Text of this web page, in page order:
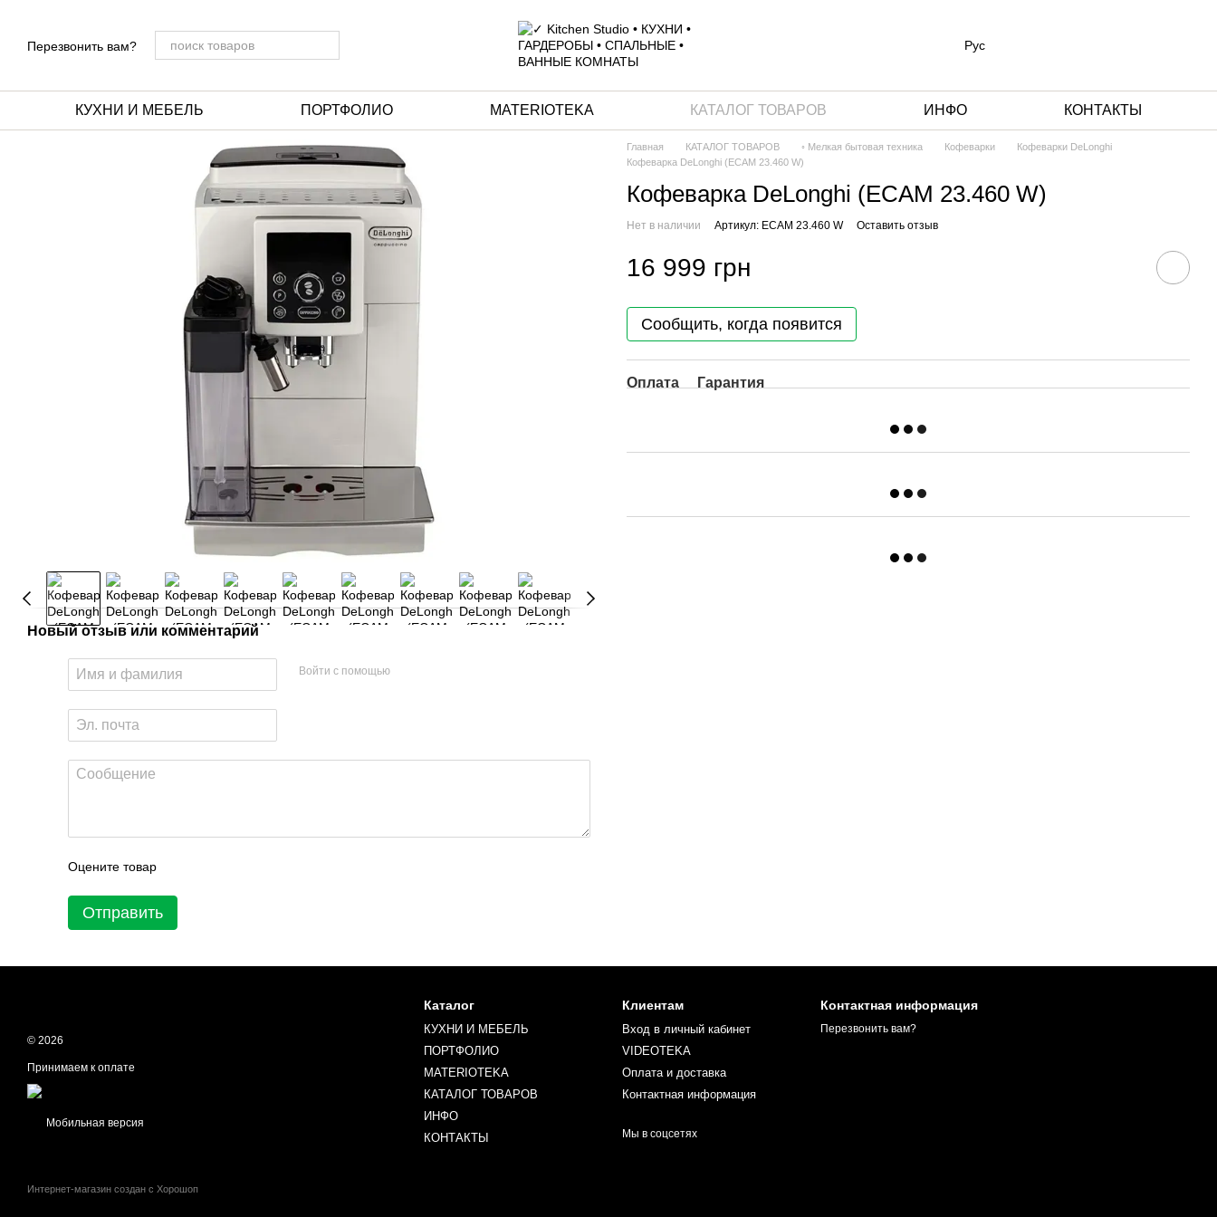
Перезвонить вам? Рус
КУХНИ И МЕБЕЛЬ ПОРТФОЛИО MATERIOTEKA КАТАЛОГ ТОВАРОВ ИНФО КОНТАКТЫ
Новый отзыв или комментарий
Войти с помощью
Оцените товар
Отправить
Главная КАТАЛОГ ТОВАРОВ ◦ Мелкая бытовая техника Кофеварки
Кофеварки DeLonghi
Кофеварка DeLonghi (ECAM 23.460 W)
Кофеварка DeLonghi (ECAM 23.460 W)
Нет в наличии Артикул: ECAM 23.460 W Оставить отзыв
16 999 грн
Сообщить, когда появится
Оплата Гарантия
© 2026
Принимаем к оплате
Мобильная версия
Интернет-магазин создан с Хорошоп
Каталог
КУХНИ И МЕБЕЛЬ
ПОРТФОЛИО
MATERIOTEKA
КАТАЛОГ ТОВАРОВ
ИНФО
КОНТАКТЫ
Клиентам
Вход в личный кабинет
VIDEOTEKA
Оплата и доставка
Контактная информация
Мы в соцсетях
Контактная информация
Перезвонить вам?